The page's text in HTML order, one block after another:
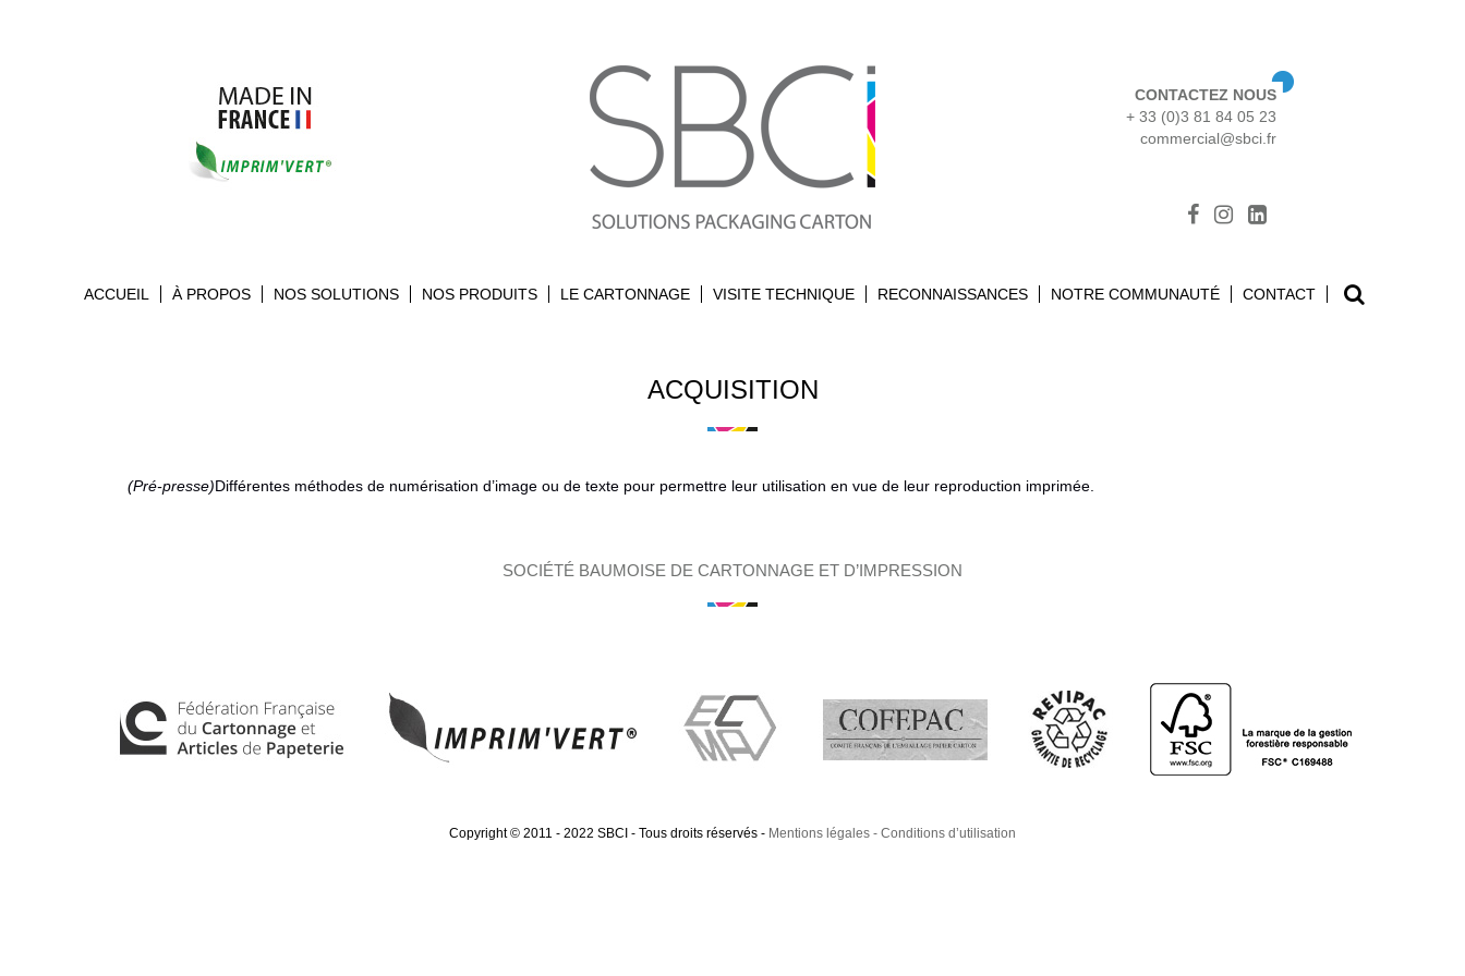
CONTACTEZ NOUS
+ 33 (0)3 81 84 05 23
commercial@sbci.fr
ACCUEIL À PROPOS NOS SOLUTIONS NOS PRODUITS LE CARTONNAGE VISITE TECHNIQUE RECONNAISSANCES NOTRE COMMUNAUTÉ CONTACT
Search
ACQUISITION
(Pré-presse)Différentes méthodes de numérisation d’image ou de texte pour permettre leur utilisation en vue de leur reproduction imprimée.
SOCIÉTÉ BAUMOISE DE CARTONNAGE ET D’IMPRESSION
Copyright © 2011 - 2022 SBCI - Tous droits réservés - Mentions légales Conditions d’utilisation